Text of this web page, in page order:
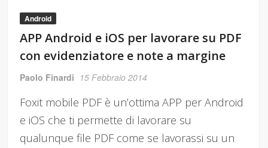
Android
APP Android e iOS per lavorare su PDF
con evidenziatore e note a margine
Paolo Finardi 15 Febbraio 2014
Foxit mobile PDF è un’ottima APP per Android
e iOS che ti permette di lavorare su
qualunque file PDF come se lavorassi su un